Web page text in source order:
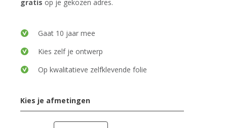
gratis op je gekozen adres.
Gaat 10 jaar mee
Kies zelf je ontwerp
Op kwalitatieve zelfklevende folie
Kies je afmetingen